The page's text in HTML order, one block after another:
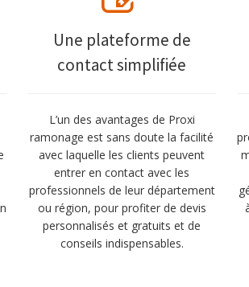
Une plateforme de
contact simplifiée
L’un des avantages de Proxi
ramonage est sans doute la facilité
avec laquelle les clients peuvent
entrer en contact avec les
professionnels de leur département
ou région, pour profiter de devis
personnalisés et gratuits et de
conseils indispensables.